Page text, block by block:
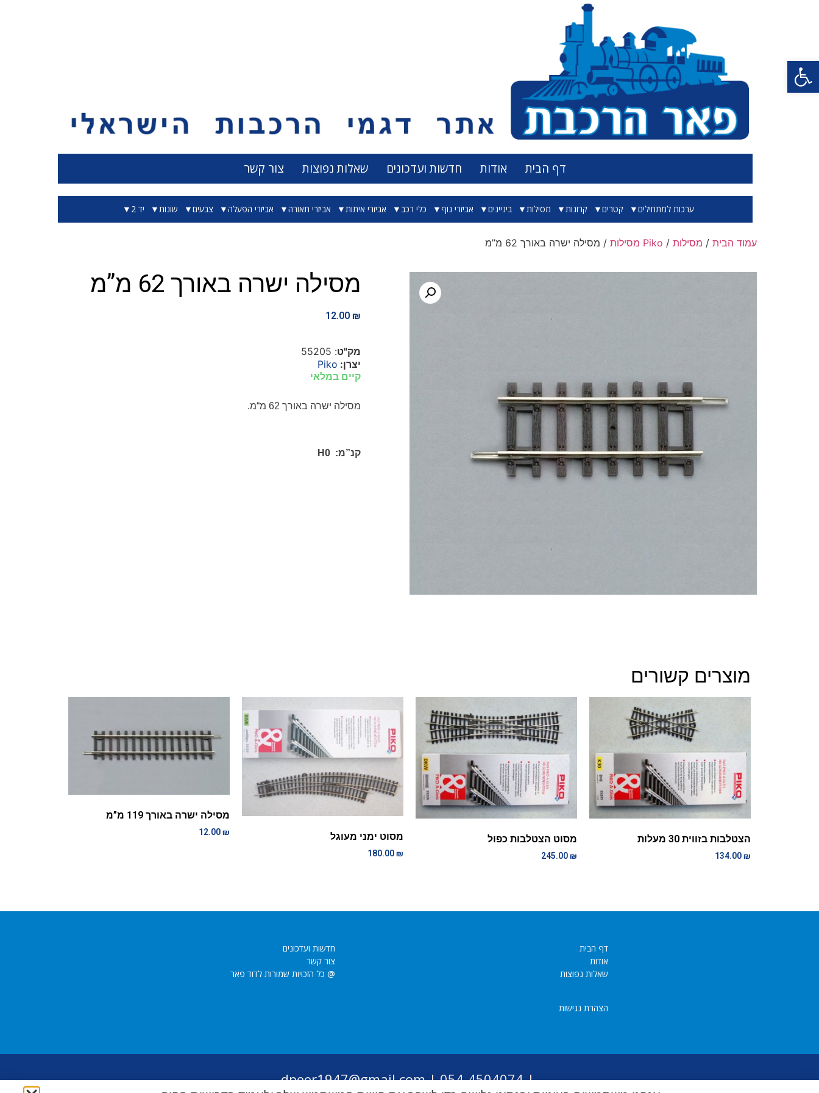
פתח סרגל נגישות
דף הבית אודות חדשות ועדכונים שאלות נפוצות צור קשר
ערכות למתחילים קטרים קרונות מסילות ביניינים אביזרי נוף כלי רכב אביזרי איתות אביזרי תאורה אביזרי הפעלה צבעים שונות יד 2
עמוד הבית / מסילות / Piko מסילות / מסילה ישרה באורך 62 מ”מ
מסילה ישרה באורך 62 מ”מ
12.00 ₪
מק"ט: 55205
יצרן: Piko
קיים במלאי
מסילה ישרה באורך 62 מ“מ.
קנ”מ: H0
מוצרים קשורים
הצטלבות בזווית 30 מעלות
134.00₪
מסוט הצטלבות כפול
245.00₪
מסוט ימני מעוגל
180.00₪
מסילה ישרה באורך 119 מ”מ
12.00₪
דף הבית
אודות
שאלות נפוצות
הצהרת נגישות
חדשות ועדכונים
צור קשר
@ כל הזכויות שמורות לדוד פאר
|
054-4504074 |
dpeer1947@gmail.com